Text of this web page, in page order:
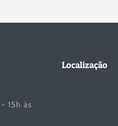
15h às
Localização